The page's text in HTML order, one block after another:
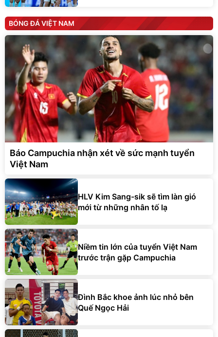
BÓNG ĐÁ VIỆT NAM
Báo Campuchia nhận xét về sức mạnh tuyển
Việt Nam
HLV Kim Sang-sik sẽ tìm làn gió
mới từ những nhân tố lạ
Niềm tin lớn của tuyển Việt Nam
trước trận gặp Campuchia
Đình Bắc khoe ảnh lúc nhỏ bên
Quế Ngọc Hải